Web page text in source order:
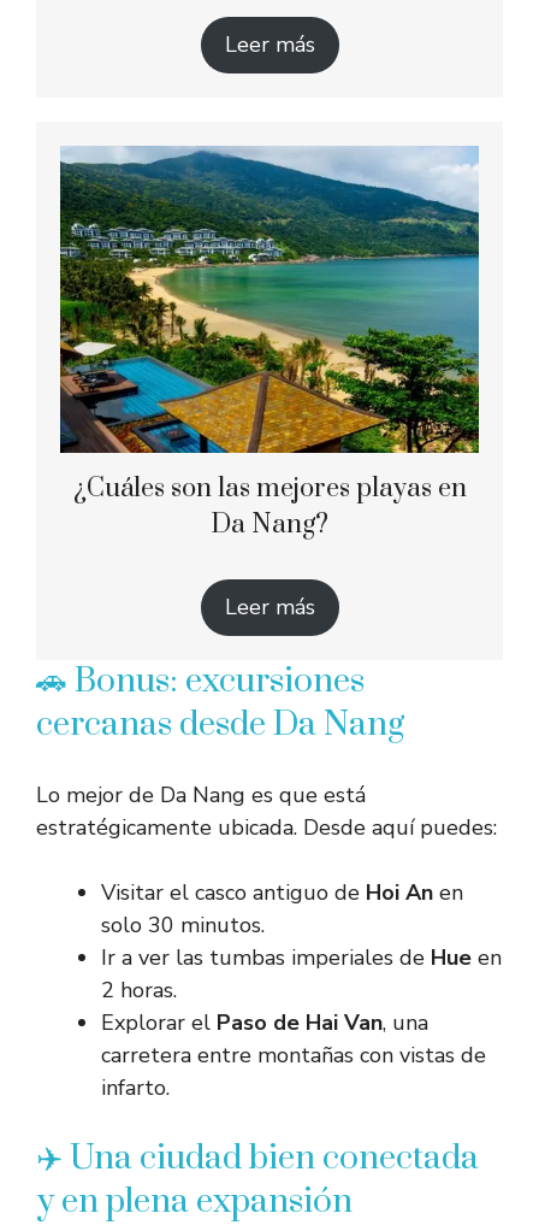
Leer más
¿Cuáles son las mejores playas en
Da Nang?
Leer más
🚗 Bonus: excursiones
cercanas desde Da Nang
Lo mejor de Da Nang es que está
estratégicamente ubicada. Desde aquí puedes:
Visitar el casco antiguo de Hoi An en
solo 30 minutos.
Ir a ver las tumbas imperiales de Hue en
2 horas.
Explorar el Paso de Hai Van, una
carretera entre montañas con vistas de
infarto.
✈️ Una ciudad bien conectada
y en plena expansión